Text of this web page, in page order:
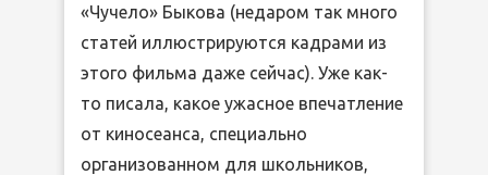
«Чучело» Быкова (недаром так много
статей иллюстрируются кадрами из
этого фильма даже сейчас). Уже как-
то писала, какое ужасное впечатление
от киносеанса, специально
организованном для школьников,